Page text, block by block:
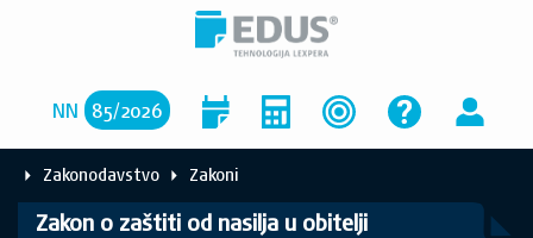
NN 85/2026
Zakonodavstvo Zakoni
Zakon o zaštiti od nasilja u obitelji